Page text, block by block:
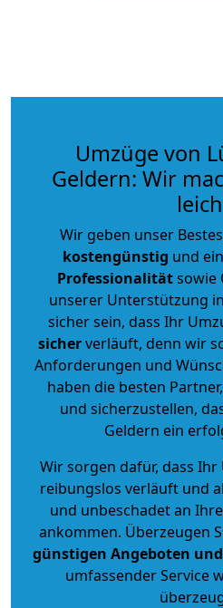
Umzüge von
Geldern: Wir
Wir geben unser
kostengünstig und
Professionalitätsowie
unserer Unterstützung
sicher sein, dass Ihr
sicherverläuft, denn wir
Anforderungen und
haben die besten
und sicherzustellen,
Geldern ein
Wir sorgen dafür, dass
reibungslos verläuft und
und unbeschadet an
ankommen. Überzeugen
günstigen Angeboten
umfassender Service